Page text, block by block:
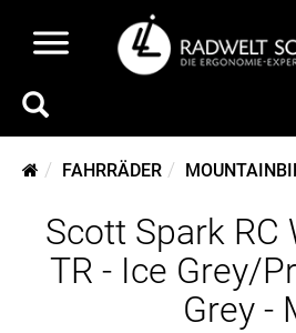
FAHRRÄDER
Scott Spark RC
TR - Ice Grey/
Grey -